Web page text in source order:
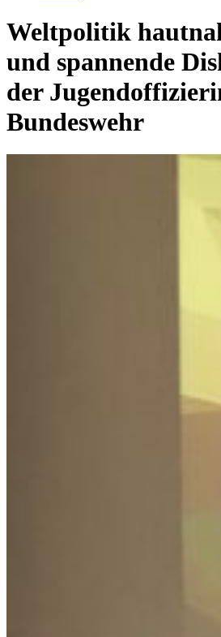
Weltpolitik
und spannende
der
Bundeswehr